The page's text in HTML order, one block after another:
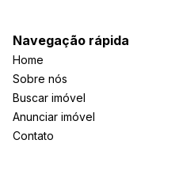
Navegação rápida
Home
Sobre nós
Buscar imóvel
Anunciar imóvel
Contato